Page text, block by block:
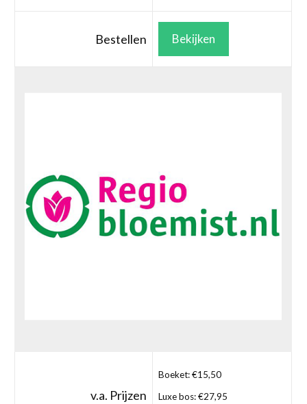
Bestellen Bekijken
v.a. Prijzen
Boeket: €15,50
Luxe bos: €27,95